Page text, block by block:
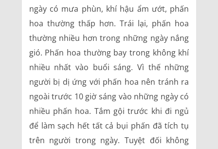
ngày có mưa phùn, khí hậu ẩm ướt, phấn
hoa thường thấp hơn. Trái lại, phấn hoa
thường nhiều hơn trong những ngày nắng
gió. Phấn hoa thường bay trong không khí
nhiều nhất vào buổi sáng. Vì thế những
người bị dị ứng với phấn hoa nên tránh ra
ngoài trước 10 giờ sáng vào những ngày có
nhiều phấn hoa. Tắm gội trước khi đi ngủ
để làm sạch hết tất cả bụi phấn đã tích tụ
trên người trong ngày. Tuyệt đối không